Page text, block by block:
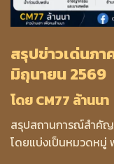
สรุปข่าวเด่นภา
มิถุนายน 2569
โดย CM77 ล้านนา
สรุปสถานการณ์สำคัญ
โดยแบ่งเป็นหมวดหมู่